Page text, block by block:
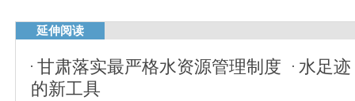
延伸阅读
甘肃落实最严格水资源管理制度
水足
的新工具